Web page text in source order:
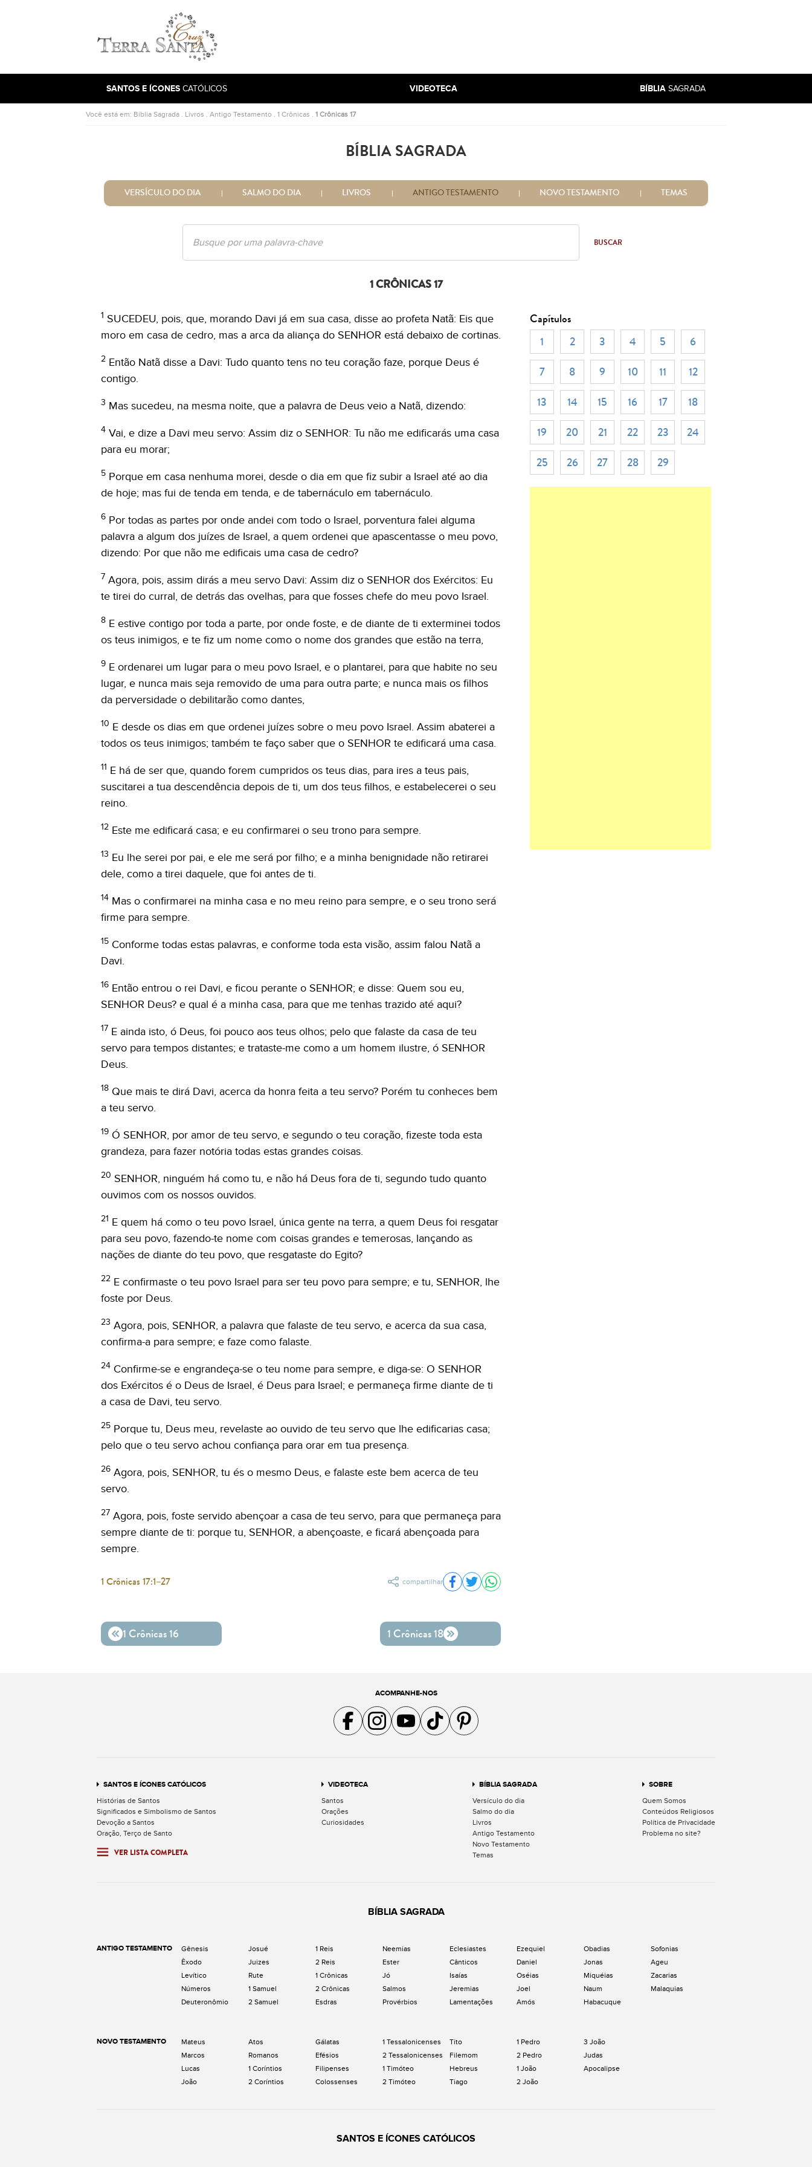
Ir para a página inicial
SANTOS E ÍCONES CATÓLICOS VIDEOTECA BÍBLIA SAGRADA
Você está em: Bíblia Sagrada . Livros . Antigo Testamento . 1 Crônicas . 1 Crônicas 17
BÍBLIA SAGRADA
VERSÍCULO DO DIA SALMO DO DIA LIVROS ANTIGO TESTAMENTO NOVO TESTAMENTO TEMAS
BUSCAR
1 CRÔNICAS 17
1 SUCEDEU, pois, que, morando Davi já em sua casa, disse ao profeta Natã: Eis que
moro em casa de cedro, mas a arca da aliança do SENHOR está debaixo de cortinas.
2 Então Natã disse a Davi: Tudo quanto tens no teu coração faze, porque Deus é
contigo.
3 Mas sucedeu, na mesma noite, que a palavra de Deus veio a Natã, dizendo:
4 Vai, e dize a Davi meu servo: Assim diz o SENHOR: Tu não me edificarás uma casa
para eu morar;
5 Porque em casa nenhuma morei, desde o dia em que fiz subir a Israel até ao dia
de hoje; mas fui de tenda em tenda, e de tabernáculo em tabernáculo.
6 Por todas as partes por onde andei com todo o Israel, porventura falei alguma
palavra a algum dos juízes de Israel, a quem ordenei que apascentasse o meu povo,
dizendo: Por que não me edificais uma casa de cedro?
7 Agora, pois, assim dirás a meu servo Davi: Assim diz o SENHOR dos Exércitos: Eu
te tirei do curral, de detrás das ovelhas, para que fosses chefe do meu povo Israel.
8 E estive contigo por toda a parte, por onde foste, e de diante de ti exterminei todos
os teus inimigos, e te fiz um nome como o nome dos grandes que estão na terra,
9 E ordenarei um lugar para o meu povo Israel, e o plantarei, para que habite no seu
lugar, e nunca mais seja removido de uma para outra parte; e nunca mais os filhos
da perversidade o debilitarão como dantes,
10 E desde os dias em que ordenei juízes sobre o meu povo Israel. Assim abaterei a
todos os teus inimigos; também te faço saber que o SENHOR te edificará uma casa.
11 E há de ser que, quando forem cumpridos os teus dias, para ires a teus pais,
suscitarei a tua descendência depois de ti, um dos teus filhos, e estabelecerei o seu
reino.
12 Este me edificará casa; e eu confirmarei o seu trono para sempre.
13 Eu lhe serei por pai, e ele me será por filho; e a minha benignidade não retirarei
dele, como a tirei daquele, que foi antes de ti.
14 Mas o confirmarei na minha casa e no meu reino para sempre, e o seu trono será
firme para sempre.
15 Conforme todas estas palavras, e conforme toda esta visão, assim falou Natã a
Davi.
16 Então entrou o rei Davi, e ficou perante o SENHOR; e disse: Quem sou eu,
SENHOR Deus? e qual é a minha casa, para que me tenhas trazido até aqui?
17 E ainda isto, ó Deus, foi pouco aos teus olhos; pelo que falaste da casa de teu
servo para tempos distantes; e trataste-me como a um homem ilustre, ó SENHOR
Deus.
18 Que mais te dirá Davi, acerca da honra feita a teu servo? Porém tu conheces bem
a teu servo.
19 Ó SENHOR, por amor de teu servo, e segundo o teu coração, fizeste toda esta
grandeza, para fazer notória todas estas grandes coisas.
20 SENHOR, ninguém há como tu, e não há Deus fora de ti, segundo tudo quanto
ouvimos com os nossos ouvidos.
21 E quem há como o teu povo Israel, única gente na terra, a quem Deus foi resgatar
para seu povo, fazendo-te nome com coisas grandes e temerosas, lançando as
nações de diante do teu povo, que resgataste do Egito?
22 E confirmaste o teu povo Israel para ser teu povo para sempre; e tu, SENHOR, lhe
foste por Deus.
23 Agora, pois, SENHOR, a palavra que falaste de teu servo, e acerca da sua casa,
confirma-a para sempre; e faze como falaste.
24 Confirme-se e engrandeça-se o teu nome para sempre, e diga-se: O SENHOR
dos Exércitos é o Deus de Israel, é Deus para Israel; e permaneça firme diante de ti
a casa de Davi, teu servo.
25 Porque tu, Deus meu, revelaste ao ouvido de teu servo que lhe edificarias casa;
pelo que o teu servo achou confiança para orar em tua presença.
26 Agora, pois, SENHOR, tu és o mesmo Deus, e falaste este bem acerca de teu
servo.
27 Agora, pois, foste servido abençoar a casa de teu servo, para que permaneça para
sempre diante de ti: porque tu, SENHOR, a abençoaste, e ficará abençoada para
sempre.
1 Crônicas 17:1–27 compartilhar Compartilhar no Facebook
Compartilhar no Twitter
Compartilhar no WhatsApp
1 Crônicas 16 1 Crônicas 18
Capítulos
1
2 3 4 5
6
7
8 9 10 11
12
13
14 15 16 17
18
19
20 21 22 23
24
25
26 27 28 29
ACOMPANHE-NOS
Acompanhe a gente no Facebook
Acompanhe a gente no Instagram
Acompanhe a gente no YouTube
Acompanhe a gente no TikTok
Acompanhe a gente no Pinterest
SANTOS E ÍCONES CATÓLICOS
Histórias de Santos
Significados e Simbolismo de Santos
Devoção a Santos
Oração, Terço de Santo
VER LISTA COMPLETA
VIDEOTECA
Santos
Orações
Curiosidades
BÍBLIA SAGRADA
Versículo do dia
Salmo do dia
Livros
Antigo Testamento
Novo Testamento
Temas
SOBRE
Quem Somos
Conteúdos Religiosos
Política de Privacidade
Problema no site?
BÍBLIA SAGRADA
ANTIGO TESTAMENTO
Gênesis
Êxodo
Levítico
Números
Deuteronômio
Josué
Juizes
Rute
1 Samuel
2 Samuel
1 Reis
2 Reis
1 Crônicas
2 Crônicas
Esdras
Neemias
Ester
Jó
Salmos
Provérbios
Eclesiastes
Cânticos
Isaías
Jeremias
Lamentações
Ezequiel
Daniel
Oséias
Joel
Amós
Obadias
Jonas
Miquéias
Naum
Habacuque
Sofonias
Ageu
Zacarias
Malaquias
NOVO TESTAMENTO
Mateus
Marcos
Lucas
João
Atos
Romanos
1 Coríntios
2 Coríntios
Gálatas
Efésios
Filipenses
Colossenses
1 Tessalonicenses
2 Tessalonicenses
1 Timóteo
2 Timóteo
Tito
Filemom
Hebreus
Tiago
1 Pedro
2 Pedro
1 João
2 João
3 João
Judas
Apocalipse
SANTOS E ÍCONES CATÓLICOS